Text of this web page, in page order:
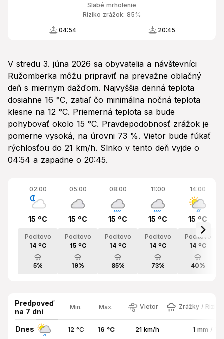
Slabé mrholenie
Riziko zrážok: 85%
04:54 20:45
V stredu 3. júna 2026 sa obyvatelia a návštevníci
Ružomberka môžu pripraviť na prevažne oblačný
deň s miernym dažďom. Najvyššia denná teplota
dosiahne 16 °C, zatiaľ čo minimálna nočná teplota
klesne na 12 °C. Priemerná teplota sa bude
pohybovať okolo 15 °C. Pravdepodobnosť zrážok je
pomerne vysoká, na úrovni 73 %. Vietor bude fúkať
rýchlosťou do 21 km/h. Slnko v tento deň vyjde o
04:54 a zapadne o 20:45.
02:00
15 ºC
Pocitovo
14 ºC
5%
05:00
15 ºC
Pocitovo
15 ºC
19%
08:00
15 ºC
Pocitovo
14 ºC
85%
11:00
15 ºC
Pocitovo
14 ºC
73%
14:00
15 ºC
Pocitovo
14 ºC
40%
Predpoveď
na 7 dní
Min. Max. Vietor Zrážky /
Dnes 12 °C 16 °C 21 km/h 1 mm /